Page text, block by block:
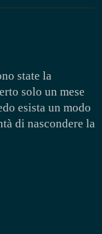
state la
solo un mese
esista un modo
di nascondere la